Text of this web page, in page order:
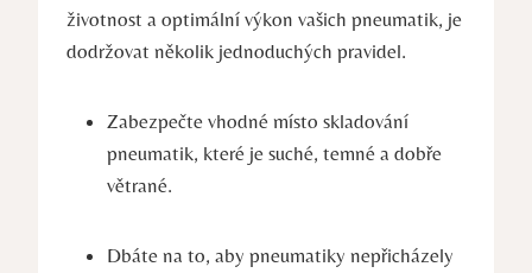
životnost a optimální výkon vašich pneumatik, je
dodržovat několik jednoduchých pravidel.
Zabezpečte vhodné místo skladování
pneumatik, které je suché, temné a dobře
větrané.
Dbáte na to, aby pneumatiky nepřicházely